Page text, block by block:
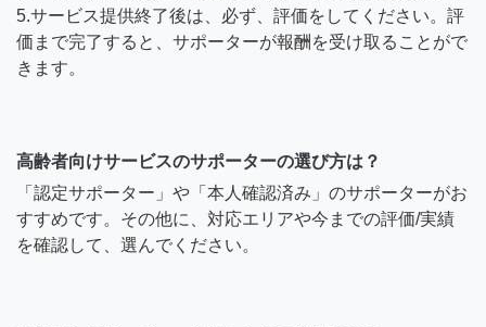
5.サービス提供終了後は、必ず、評価をしてください。評
価まで完了すると、サポーターが報酬を受け取ることがで
きます。
高齢者向けサービスのサポーターの選び方は？
「認定サポーター」や「本人確認済み」のサポーターがお
すすめです。その他に、対応エリアや今までの評価/実績
を確認して、選んでください。